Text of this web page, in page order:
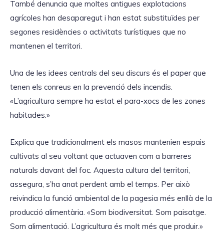
També denuncia que moltes antigues explotacions
agrícoles han desaparegut i han estat substituïdes per
segones residències o activitats turístiques que no
mantenen el territori.
Una de les idees centrals del seu discurs és el paper que
tenen els conreus en la prevenció dels incendis.
«L’agricultura sempre ha estat el para-xocs de les zones
habitades.»
Explica que tradicionalment els masos mantenien espais
cultivats al seu voltant que actuaven com a barreres
naturals davant del foc. Aquesta cultura del territori,
assegura, s’ha anat perdent amb el temps. Per això
reivindica la funció ambiental de la pagesia més enllà de la
producció alimentària. «Som biodiversitat. Som paisatge.
Som alimentació. L’agricultura és molt més que produir.»